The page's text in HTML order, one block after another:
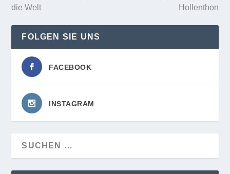
die Welt
Hollenthon
FOLGEN SIE UNS
FACEBOOK
INSTAGRAM